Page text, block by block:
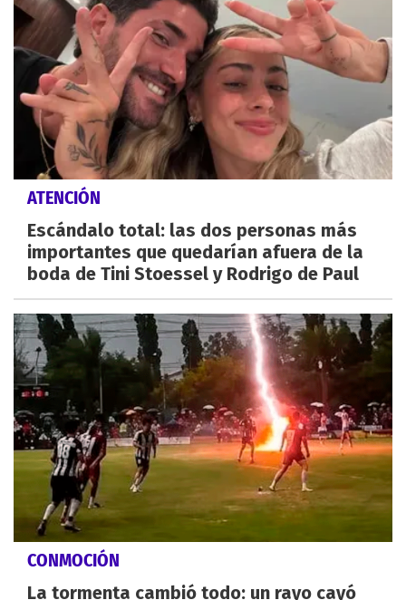
ATENCIÓN
Escándalo total: las dos personas más
importantes que quedarían afuera de la
boda de Tini Stoessel y Rodrigo de Paul
CONMOCIÓN
La tormenta cambió todo: un rayo cayó